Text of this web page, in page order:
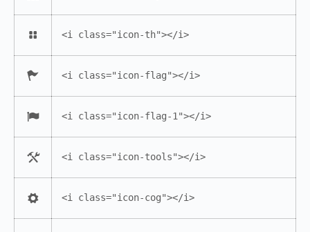
<i class="icon-th"></i>
<i class="icon-flag"></i>
<i class="icon-flag-1"></i>
<i class="icon-tools"></i>
<i class="icon-cog"></i>